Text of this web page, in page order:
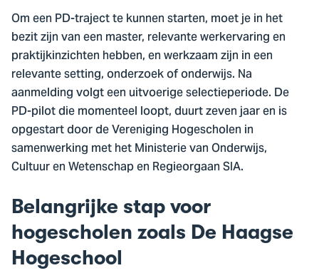
Om een PD-traject te kunnen starten, moet je in het
bezit zijn van een master, relevante werkervaring en
praktijkinzichten hebben, en werkzaam zijn in een
relevante setting, onderzoek of onderwijs. Na
aanmelding volgt een uitvoerige selectieperiode. De
PD-pilot die momenteel loopt, duurt zeven jaar en is
opgestart door de Vereniging Hogescholen in
samenwerking met het Ministerie van Onderwijs,
Cultuur en Wetenschap en Regieorgaan SIA.
Belangrijke stap voor
hogescholen zoals De Haagse
Hogeschool